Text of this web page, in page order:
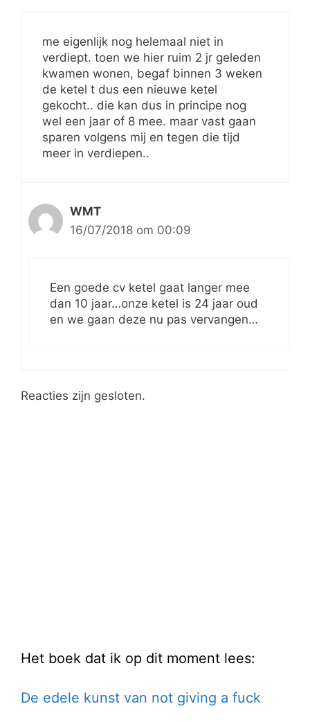
me eigenlijk nog helemaal niet in
verdiept. toen we hier ruim 2 jr geleden
kwamen wonen, begaf binnen 3 weken
de ketel t dus een nieuwe ketel
gekocht.. die kan dus in principe nog
wel een jaar of 8 mee. maar vast gaan
sparen volgens mij en tegen die tijd
meer in verdiepen..
WMT
16/07/2018 om 00:09
Een goede cv ketel gaat langer mee
dan 10 jaar…onze ketel is 24 jaar oud
en we gaan deze nu pas vervangen…
Reacties zijn gesloten.
Het boek dat ik op dit moment lees:
De edele kunst van not giving a fuck